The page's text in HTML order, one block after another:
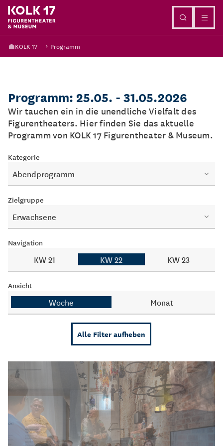
KOLK 17 Programm
Programm: 25.05. - 31.05.2026
Wir tauchen ein in die unendliche Vielfalt des
Figurentheaters. Hier finden Sie das aktuelle
Programm von KOLK 17 Figurentheater & Museum.
Kategorie
Abendprogramm
Zielgruppe
Erwachsene
Navigation
KW 21 KW 22 KW 23
Ansicht
Woche Monat
Alle Filter aufheben